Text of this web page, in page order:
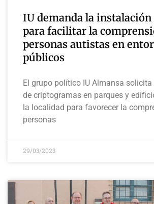
IU demanda la
para facilitar la
personas autistas en
públicos
El grupo político IU Almansa
de criptogramas en parques y
la localidad para favorecer la
personas
29/03/2023